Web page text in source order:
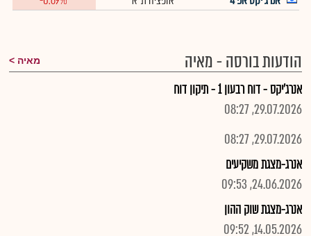
הודעות בורסה - מאיה מאיה
אנרג'יקס - דוח רבעון 1 - תיקון דוח
29.07.2026, 08:27
29.07.2026, 08:27
אנרג-מצגת משקיעים
24.06.2026, 09:53
אנרג-מצגת שוק ההון
14.05.2026, 09:52